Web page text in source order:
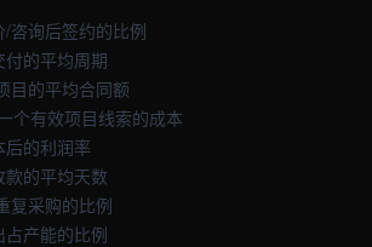
/咨询后签约的比例
付的平均周期
目的平均合同额
个有效项目线索的成本
后的利润率
款的平均天数
复采购的比例
占产能的比例